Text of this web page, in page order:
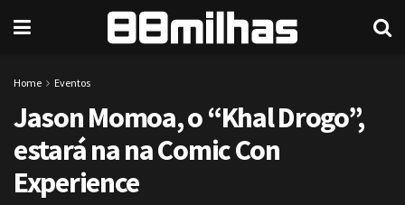
Home Eventos
Jason Momoa, o “Khal Drogo”,
estará na na Comic Con
Experience